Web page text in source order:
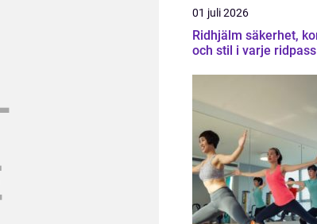
01 juli 2026
Ridhjälm säkerhet, komfort
och stil i varje ridpass